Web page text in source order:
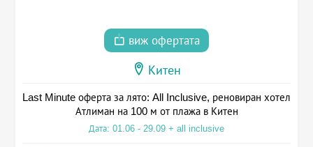
виж офертата
Китен
Last Minute оферта за лято: All Inclusive, реновиран хотел
Атлиман на 100 м от плажа в Китен
Дата: 01.06 - 29.09 + all inclusive